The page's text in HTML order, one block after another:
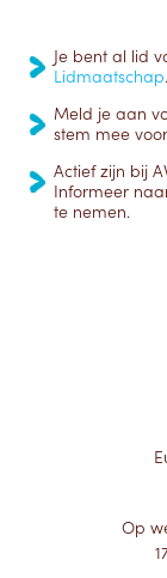
Je bent al lid
Lidmaatschap.
Meld je aan
stem mee
Actief zijn bij
Informeer
te nemen.
Op